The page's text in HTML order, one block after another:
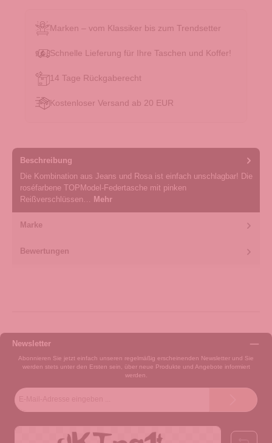
Marken – vom Klassiker bis zum Trendsetter
Schnelle Lieferung für Ihre Taschen und Koffer!
14 Tage Rückgaberecht
Kostenloser Versand ab 20 EUR
Beschreibung
Die Kombination aus Jeans und Rosa ist einfach unschlagbar! Die
roséfarbene TOPModel-Federtasche mit pinken
Reißverschlüssen… Mehr
Marke
Bewertungen
Newsletter
Abonnieren Sie jetzt einfach unseren regelmäßig erscheinenden Newsletter und Sie
werden stets unter den Ersten sein, über neue Produkte und Angebote informiert
werden.